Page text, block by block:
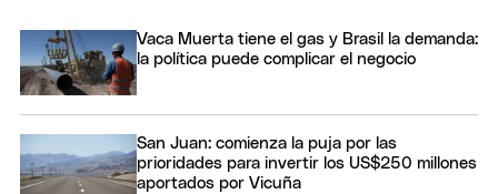
Vaca Muerta tiene el gas y Brasil la demanda:
la política puede complicar el negocio
San Juan: comienza la puja por las
prioridades para invertir los US$250 millones
aportados por Vicuña